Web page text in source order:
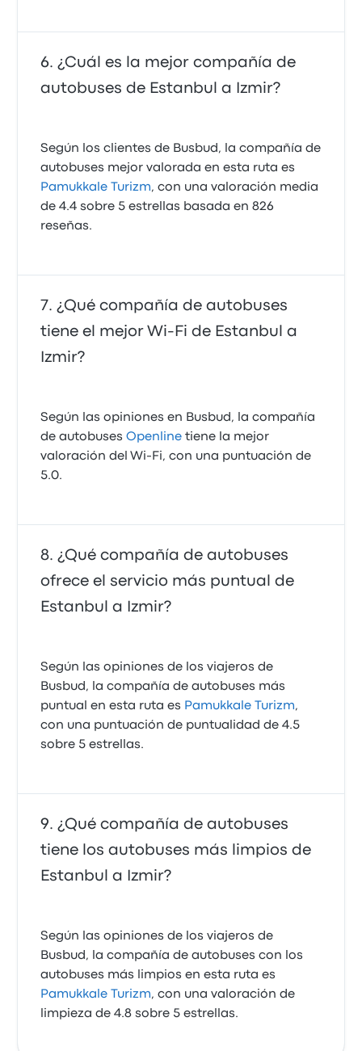
¿Cuál es la mejor compañía de
autobuses de Estanbul a Izmir?
Según los clientes de Busbud, la compañía de
autobuses mejor valorada en esta ruta es
Pamukkale Turizm, con una valoración media
de 4.4 sobre 5 estrellas basada en 826
reseñas.
¿Qué compañía de autobuses
tiene el mejor Wi-Fi de Estanbul a
Izmir?
Según las opiniones en Busbud, la compañía
de autobusesOpenline tiene la mejor
valoración del Wi-Fi, con una puntuación de
5.0.
¿Qué compañía de autobuses
ofrece el servicio más puntual de
Estanbul a Izmir?
Según las opiniones de los viajeros de
Busbud, la compañía de autobuses más
puntual en esta ruta es Pamukkale Turizm,
con una puntuación de puntualidad de 4.5
sobre 5 estrellas.
¿Qué compañía de autobuses
tiene los autobuses más limpios de
Estanbul a Izmir?
Según las opiniones de los viajeros de
Busbud, la compañía de autobuses con los
autobuses más limpios en esta ruta es
Pamukkale Turizm, con una valoración de
limpieza de 4.8 sobre 5 estrellas.